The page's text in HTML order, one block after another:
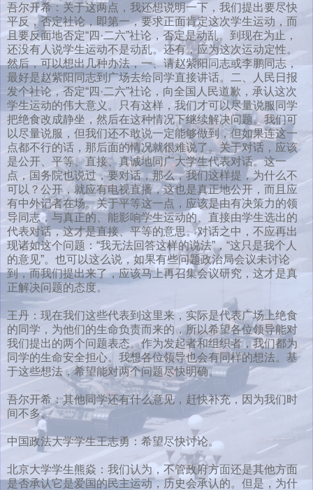
吾尔开希：关于这两点，我还想说明一下，我们提出要尽快
平反，否定社论，即第一，要求正面肯定这次学生运动，而
且要反面地否定“四·二六”社论，否定是动乱。到现在为止，
还没有人说学生运动不是动乱。还有，应为这次运动定性。
然后，可以想出几种办法，一、请赵紫阳同志或李鹏同志，
最好是赵紫阳同志到广场去给同学直接讲话。二、人民日报
发个社论，否定“四·二六”社论，向全国人民道歉，承认这次
学生运动的伟大意义。只有这样，我们才可以尽量说服同学
把绝食改成静坐，然后在这种情况下继续解决问题。我们可
以尽量说服，但我们还不敢说一定能够做到，但如果连这一
点都不行的话，那后面的情况就很难说了。关于对话，应该
是公开、平等、直接、真诚地同广大学生代表对话。这一
点，国务院也说过，要对话，那么，我们这样提，为什么不
可以？公开，就应有电视直播，这也是真正地公开，而且应
有中外记者在场。关于平等这一点，应该是由有决策力的领
导同志，与真正的、能影响学生运动的、直接由学生选出的
代表对话，这才是直接、平等的意思。对话之中，不应再出
现诸如这个问题：“我无法回答这样的说法”，“这只是我个人
的意见”。也可以这么说，如果有些问题政治局会议未讨论
到，而我们提出来了，应该马上再召集会议研究，这才是真
正解决问题的态度。
王丹：现在我们这些代表到这里来，实际是代表广场上绝食
的同学，为他们的生命负责而来的，所以希望各位领导能对
我们提出的两个问题表态。作为发起者和组织者，我们都为
同学的生命安全担心。我想各位领导也会有同样的想法。基
于这些想法，希望能对两个问题尽快明确。
吾尔开希：其他同学还有什么意见，赶快补充，因为我们时
间不多。
中国政法大学学生王志勇：希望尽快讨论。
北京大学学生熊焱：我们认为，不管政府方面还是其他方面
是否承认它是爱国的民主运动，历史会承认的。但是，为什